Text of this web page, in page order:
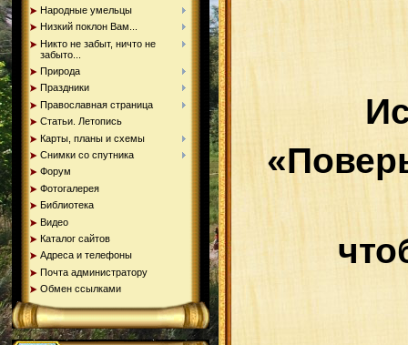
Народные умельцы
Низкий поклон Вам...
Никто не забыт, ничто не
забыто...
Природа
Праздники
Православная страница
Статьи. Летопись
Карты, планы и схемы
Снимки со спутника
Форум
Фотогалерея
Библиотека
Видео
Каталог сайтов
Адреса и телефоны
Почта администратору
Обмен ссылками